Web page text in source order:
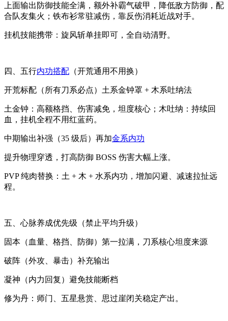
上面输出防御技能全满，额外补霸气破甲，降低敌方防御，配
合队友集火；铁布衫常驻减伤，靠反伤消耗近战对手。
挂机技能携带：旋风斩单挂即可，全自动清野。
四、五行内功搭配 （开荒通用不用换）
开荒标配（所有刀系必点）土系金钟罩 + 木系吐纳法
土金钟：高额格挡、伤害减免，坦度核心；木吐纳：持续回
血，挂机全程不用红蓝药。
中期输出补强（35 级后）再加金系内功
提升物理穿透，打高防御 BOSS 伤害大幅上涨。
PVP 纯肉替换：土 + 木 + 水系内功，增加闪避、减速拉扯远
程。
五、心脉养成优先级（禁止平均升级）
固本（血量、格挡、防御）第一拉满，刀系核心坦度来源
破阵（外攻、暴击）补充输出
凝神（内力回复）避免技能断档
修为丹：师门、五星悬赏、思过崖闭关稳定产出。